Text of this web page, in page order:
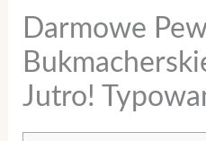
Darmowe
Jutro!